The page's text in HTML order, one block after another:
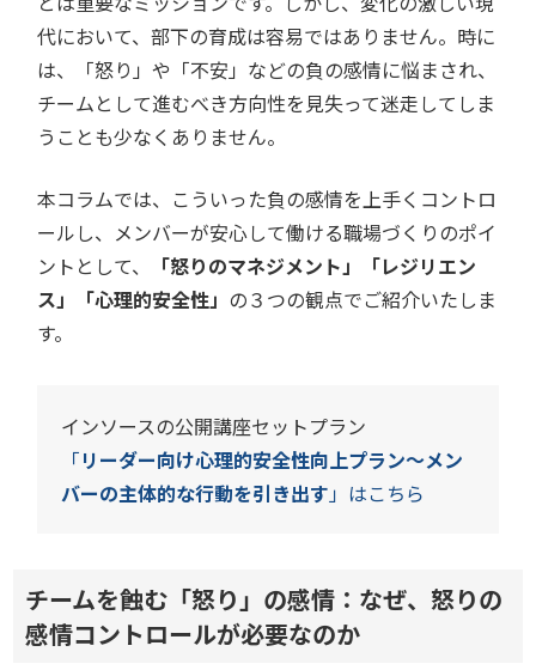
代において、部下の育成は容易ではありません。時に
は、「怒り」や「不安」などの負の感情に悩まされ、
チームとして進むべき方向性を見失って迷走してしま
うことも少なくありません。
本コラムでは、こういった負の感情を上手くコントロ
ールし、メンバーが安心して働ける職場づくりのポイ
ントとして、
「怒りのマネジメント」「レジリエン
ス」「心理的安全性」 の３つの観点でご紹介いたしま
す。
インソースの公開講座セットプラン
「リーダー向け心理的安全性向上プラン～メン
バーの主体的な行動を引き出す」はこちら
チームを蝕む「怒り」の感情：なぜ、怒りの
感情コントロールが必要なのか